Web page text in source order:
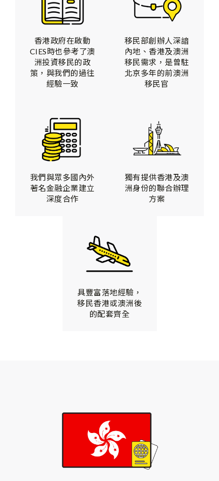
香港政府在啟動
CIES時也參考了澳
洲投資移民的政
策，與我們的過往
經驗一致
移民部創辦人深諳
內地、香港及澳洲
移民需求，是曾駐
北京多年的前澳洲
移民官
我們與眾多國內外
著名金融企業建立
深度合作
獨有提供香港及澳
洲身份的聯合辦理
方案
具豐富落地經驗，
移民香港或澳洲後
的配套齊全